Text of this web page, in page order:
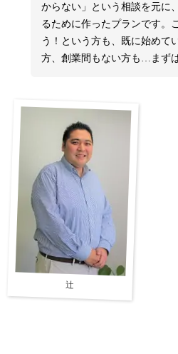
からない」という相談を元に
るために作ったプランです。
う！という方も、既に始めて
方、創業間もない方も…まず
辻